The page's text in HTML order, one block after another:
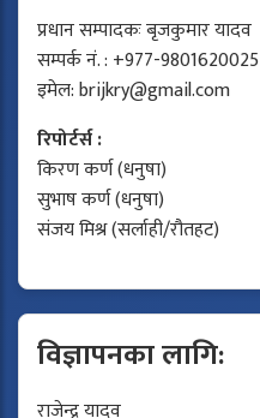
प्रधान सम्पादकः बृजकुमार यादव
सम्पर्क नं. : +977-9801620025
इमेल:brijkry@gmail.com
रिपोर्टर्स :
किरण कर्ण (धनुषा)
सुभाष कर्ण (धनुषा)
संजय मिश्र (सर्लाही/रौतहट)
विज्ञापनका लागि:
राजेन्द्र यादव